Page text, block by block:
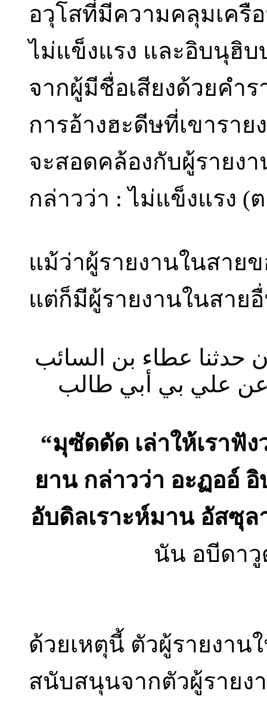
อวุโสที่มีความคลุมเครื
ไม่แข็งแรง และอิบนุฮิบ
จากผู้มีชื่อเสียงด้วยคำ
การอ้างฮะดีษที่เขารา
จะสอดคล้องกับผู้รายง
กล่าวว่า : ไม่แข็งแรง (
แม้ว่าผู้รายงานในสาย
แต่ก็มีผู้รายงานในสาย
حدثنا عطاء بن السائب
علي بي أبي طالب
“มุซัดดัด เล่าให้เราฟั
ยาน กล่าวว่า อะฏออ์
อับดิลเราะห์มาน อัสซุ
นัน อบีดาวู
ด้วยเหตุนี้ ตัวผู้รายงาน
สนับสนุนจากตัวผู้รายง